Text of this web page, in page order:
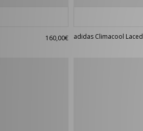
160,00€ adidas Climacool Laced